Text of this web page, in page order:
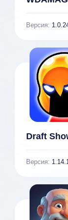
Версия:
Draft
Версия: